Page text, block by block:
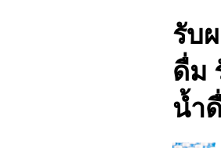
รับ
ดื่ม
น้ำ